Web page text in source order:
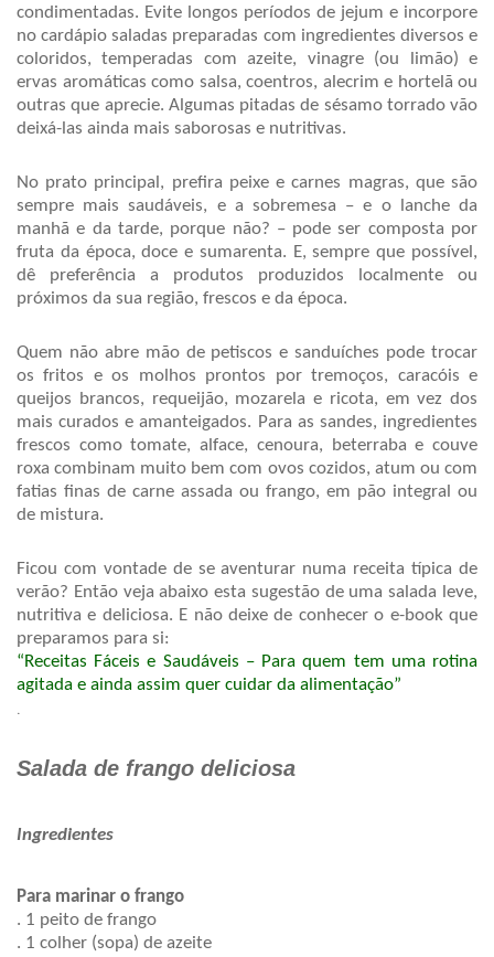
condimentadas. Evite longos períodos de jejum e incorpore
no cardápio saladas preparadas com ingredientes diversos e
coloridos, temperadas com azeite, vinagre (ou limão) e
ervas aromáticas como salsa, coentros, alecrim e hortelã ou
outras que aprecie. Algumas pitadas de sésamo torrado vão
deixá-las ainda mais saborosas e nutritivas.
No prato principal, prefira peixe e carnes magras, que são
sempre mais saudáveis, e a sobremesa – e o lanche da
manhã e da tarde, porque não? – pode ser composta por
fruta da época, doce e sumarenta. E, sempre que possível,
dê preferência a produtos produzidos localmente ou
próximos da sua região, frescos e da época.
Quem não abre mão de petiscos e sanduíches pode trocar
os fritos e os molhos prontos por tremoços, caracóis e
queijos brancos, requeijão, mozarela e ricota, em vez dos
mais curados e amanteigados. Para as sandes, ingredientes
frescos como tomate, alface, cenoura, beterraba e couve
roxa combinam muito bem com ovos cozidos, atum ou com
fatias finas de carne assada ou frango, em pão integral ou
de mistura.
Ficou com vontade de se aventurar numa receita típica de
verão? Então veja abaixo esta sugestão de uma salada leve,
nutritiva e deliciosa. E não deixe de conhecer o e-book que
preparamos para si:
“Receitas Fáceis e Saudáveis – Para quem tem uma rotina
agitada e ainda assim quer cuidar da alimentação”
.
Salada de frango deliciosa
Ingredientes
Para marinar o frango
. 1 peito de frango
. 1 colher (sopa) de azeite